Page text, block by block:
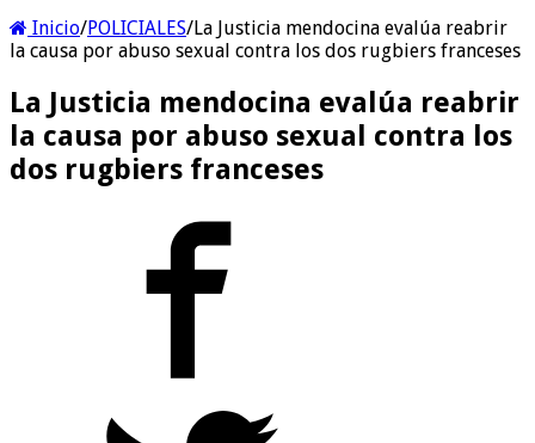
Inicio/POLICIALES/La Justicia mendocina evalúa reabrir
la causa por abuso sexual contra los dos rugbiers franceses
La Justicia mendocina evalúa reabrir
la causa por abuso sexual contra los
dos rugbiers franceses